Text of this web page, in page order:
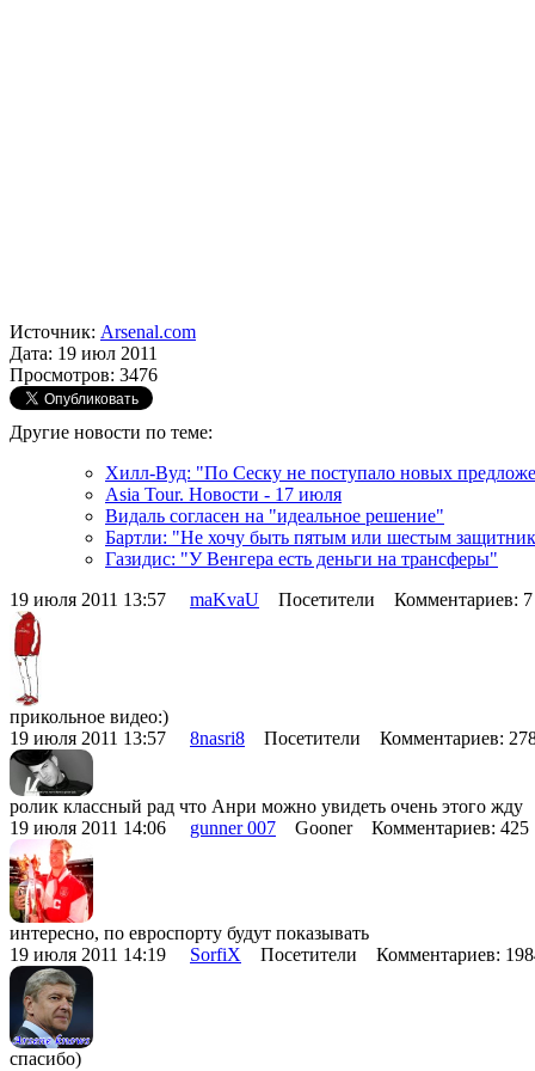
Источник: Arsenal.com
Дата: 19 июл 2011
Просмотров: 3476
Другие новости по теме:
Хилл-Вуд: "По Сеску не поступало новых
Asia Tour. Новости - 17 июля
Видаль согласен на "идеальное решение"
Бартли: "Не хочу быть пятым или шестым
Газидис: "У Венгера есть деньги на трансферы"
19 июля 2011 13:57 maKvaU Посетители Комментариев: 7
прикольное видео:)
19 июля 2011 13:57 8nasri8 Посетители Комментариев:
ролик классный рад что Анри можно увидеть очень этого жду
19 июля 2011 14:06 gunner 007 Gooner Комментариев: 425
интересно, по евроспорту будут показывать
19 июля 2011 14:19 SorfiX Посетители Комментариев:
спасибо)